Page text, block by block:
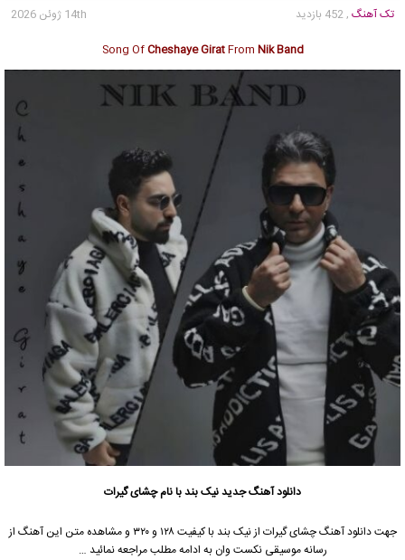
تک آهنگ , 452 بازدید
14th ژوئن 2026
Song OfCheshaye GiratFrom Nik Band
دانلود آهنگ جدیدنیک بند با نام چشای گیرات
جهت دانلود آهنگ چشای گیرات از نیک بند با کیفیت ۱۲۸ و ۳۲۰ و مشاهده متن این آهنگ از
رسانه موسیقی نکست وان به ادامه مطلب مراجعه نمائید …